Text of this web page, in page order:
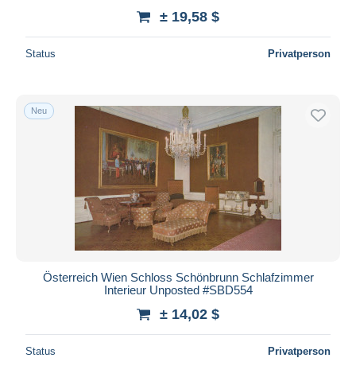
± 19,58 $
Status Privatperson
Neu
Österreich Wien Schloss Schönbrunn Schlafzimmer
Interieur Unposted #SBD554
± 14,02 $
Status Privatperson